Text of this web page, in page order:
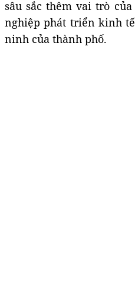
sâu sắc thêm vai trò
nghiệp phát triển kinh
ninh của thành phố.